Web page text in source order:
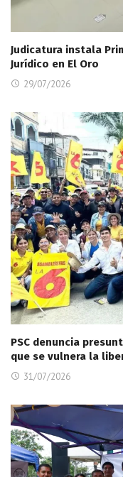
Judicatura instala
Jurídico en El Oro
29/07/2026
PSC denuncia
que se vulnera la
31/07/2026